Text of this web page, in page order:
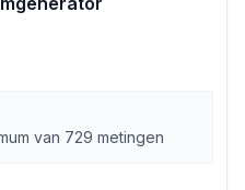
van 729 metingen